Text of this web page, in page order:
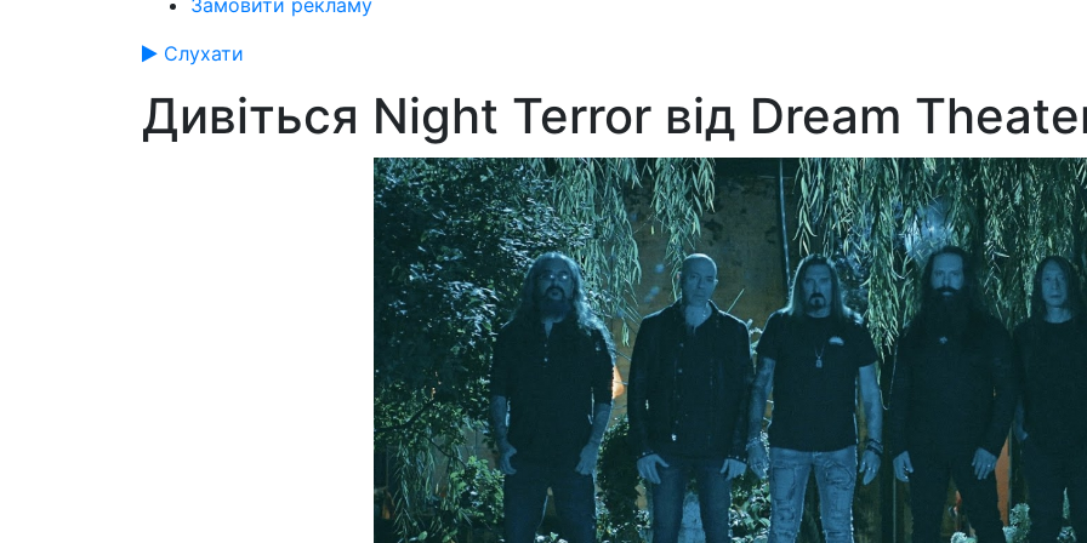
Замовити рекламу
Слухати
Дивіться Night Terror від Dream